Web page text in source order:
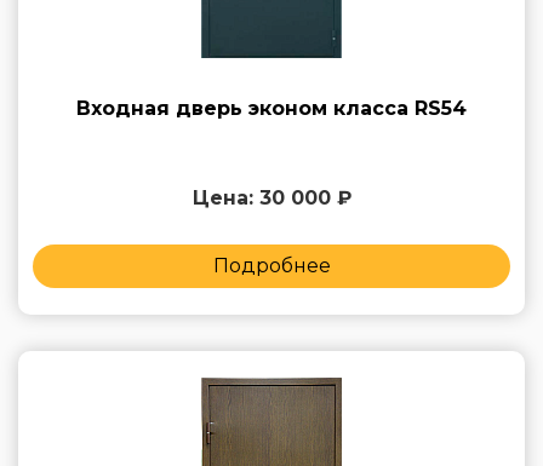
Входная дверь эконом класса RS54
Цена: 30 000 ₽
Подробнее